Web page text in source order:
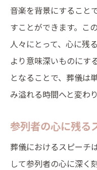
音楽を背景にすること
すことができます。こ
人々にとって、心に残
より意味深いものにす
となることで、葬儀は
み溢れる時間へと変わり
参列者の心に残る
葬儀におけるスピーチ
して参列者の心に深く